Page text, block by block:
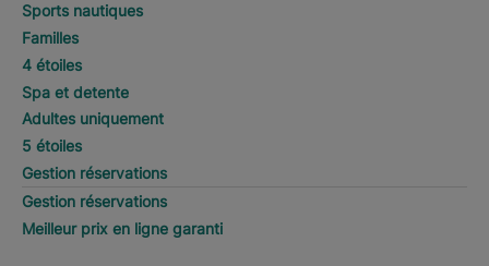
Sports nautiques
Familles
4 étoiles
Spa et detente
Adultes uniquement
5 étoiles
Gestion réservations
Gestion réservations
Meilleur prix en ligne garanti